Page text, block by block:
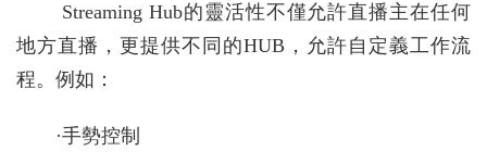
Streaming Hub的靈活性不僅允許直播主在任何
地方直播，更提供不同的HUB，允許自定義工作流
程。例如：
·手勢控制